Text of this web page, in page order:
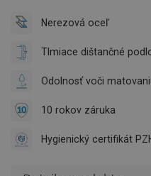
Nerezová oceľ
Tlmiace dištančné
Odolnosť voči
10 rokov záruka
Hygienický certifikát